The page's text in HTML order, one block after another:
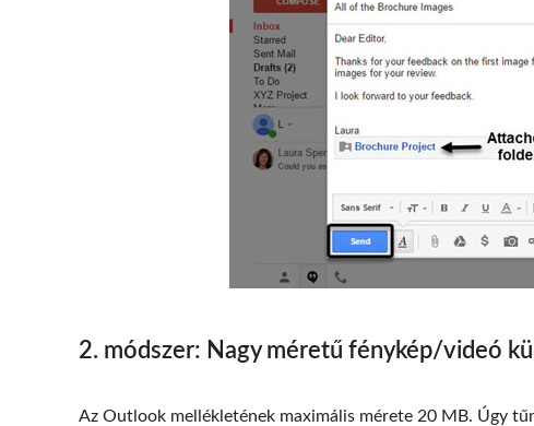
2. módszer: Nagy méretű fénykép/videó
Az Outlook mellékletének maximális mérete 20 MB. Úgy